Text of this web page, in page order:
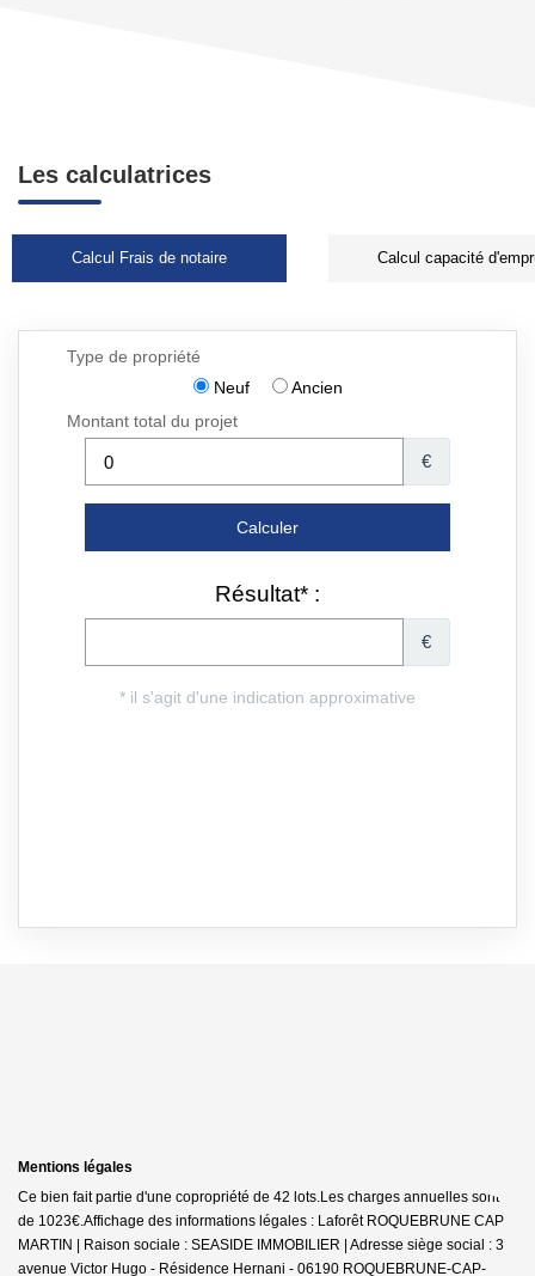
Les calculatrices
Calcul Frais de notaire Calcul capacité
Mentions légales
Ce bien fait partie d'une copropriété de 42 lots.Les charges annuelles sont
de 1023€.Affichage des informations légales : Laforêt ROQUEBRUNE CAP
MARTIN | Raison sociale : SEASIDE IMMOBILIER | Adresse siège social : 3
avenue Victor Hugo - Résidence Hernani - 06190 ROQUEBRUNE-CAP-